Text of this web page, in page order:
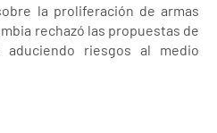
la proliferación de armas
rechazó las propuestas de
riesgos al medio